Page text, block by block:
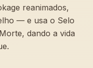
reanimados,
— e usa o Selo
dando a vida